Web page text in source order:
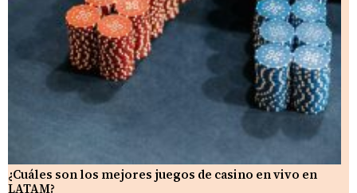
¿Cuáles son los mejores juegos de casino en vivo en
LATAM?